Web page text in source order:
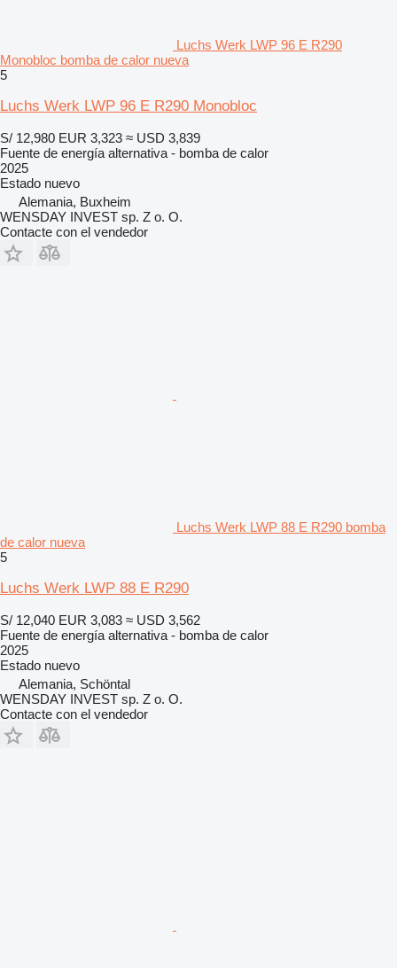
Luchs Werk LWP 96 E R290
Monobloc bomba de calor nueva
5
Luchs Werk LWP 96 E R290 Monobloc
S/ 12,980 EUR 3,323 ≈ USD 3,839
Fuente de energía alternativa - bomba de calor
2025
Estado nuevo
Alemania, Buxheim
WENSDAY INVEST sp. Z o. O.
Contacte con el vendedor
Luchs Werk LWP 88 E R290 bomba
de calor nueva
5
Luchs Werk LWP 88 E R290
S/ 12,040 EUR 3,083 ≈ USD 3,562
Fuente de energía alternativa - bomba de calor
2025
Estado nuevo
Alemania, Schöntal
WENSDAY INVEST sp. Z o. O.
Contacte con el vendedor